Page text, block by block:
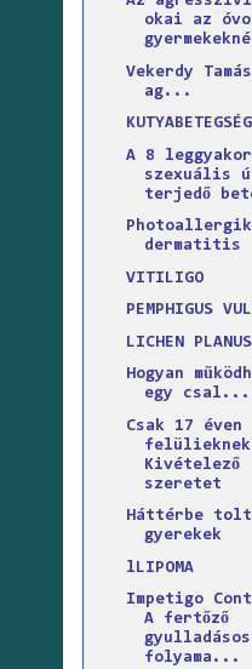
okai az
Vekerdy
ag...
A 8
szexuális
terjedő
dermatitis
VITILIGO
PEMPHIGUS
LICHEN PLANUS
Hogyan
egy csal...
Csak 17 éven
Kivételező
szeretet
Háttérbe tolt
gyerekek
lLIPOMA
Impetigo
A fertőző
gyulladásos
folyama...